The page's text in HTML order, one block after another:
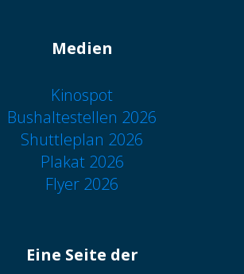
Medien
Kinospot
Bushaltestellen 2026
Shuttleplan 2026
Plakat 2026
Flyer 2026
Eine Seite der